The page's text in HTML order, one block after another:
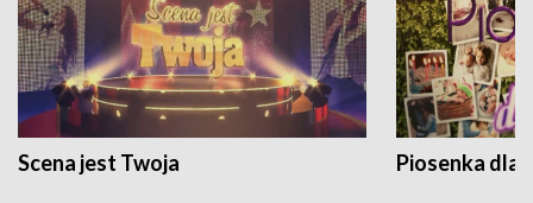
Scena jest Twoja Piosenka dla